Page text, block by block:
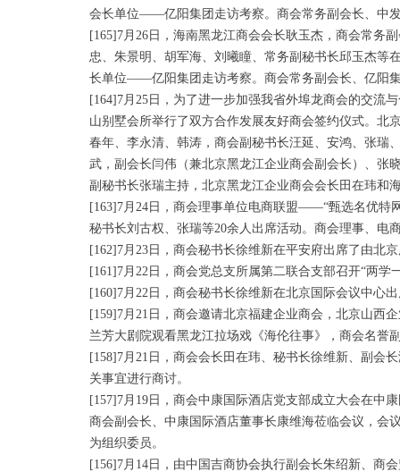
会长单位——亿阳集团走访考察。商会常务副会长、中
[165]7月26日，海南黑龙江商会会长耿玉杰，商会常务
忠、朱景明、胡军海、刘曦瞳、常务副秘书长邱玉杰等
长单位——亿阳集团走访考察。商会常务副会长、亿阳
[164]7月25日，为了进一步加强我省外埠龙商会的交流
山别墅会所举行了双方合作发展友好商会签约仪式。北
春年、李永清、韩涛，商会副秘书长汪延、安鸿、张瑞
武，副会长闫伟（兼北京黑龙江企业商会副会长）、张
副秘书长张瑞主持，北京黑龙江企业商会会长田在玮和
[163]7月24日，商会理事单位电商联盟——“甄选名优特
秘书长刘古权、张瑞等20余人出席活动。商会理事、电
[162]7月23日，商会秘书长徐维新在平安府出席了由北
[161]7月22日，商会党总支所属第二联合支部召开“两
[160]7月22日，商会秘书长徐维新在北京国际会议中心
[159]7月21日，商会邀请北京福建企业商会，北京山西
兰芳大剧院观看黑龙江拉场戏《海伦往事》，商会名誉
[158]7月21日，商会会长田在玮、秘书长徐维新、副会
关事宜进行商讨。
[157]7月19日，商会中康国际酒店党支部成立大会在中
商会副会长、中康国际酒店董事长康维海莅临会议，会
为组织委员。
[156]7月14日，由中国吉商协会执行副会长朱绍新、商